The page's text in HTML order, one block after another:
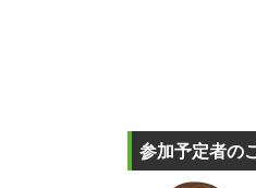
参加予定者の